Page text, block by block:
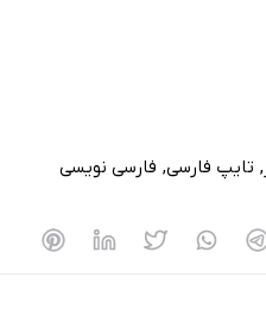
تایپ فارسی فارسی نویسی